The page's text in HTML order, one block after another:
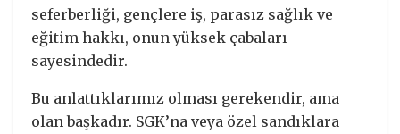
seferberliği, gençlere iş, parasız sağlık ve
eğitim hakkı, onun yüksek çabaları
sayesindedir.
Bu anlattıklarımız olması gerekendir, ama
olan başkadır. SGK’na veya özel sandıklara